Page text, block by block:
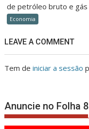
de petróleo bruto e
Economia
LEAVE A COMMENT
Tem deiniciar a sessão
Anuncie no Folha 8